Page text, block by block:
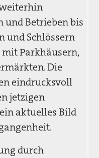
und Betrieben bis
und Schlössern
Parkhäusern,
Die
eindrucksvoll
jetzigen
aktuelles Bild
durch